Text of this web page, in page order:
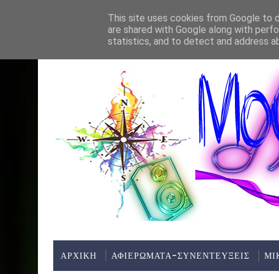
About Contact
ΤΕΛΕΥΤΑΊΑ ΝΈΑ:
ΑΡΧΙΚΗ ΑΦΙΕΡΩΜΑΤΑ-ΣΥΝΕΝΤΕΥΞΕΙΣ
This site uses cookies from Google to
are shared with Google along with
statistics, and to detect and address